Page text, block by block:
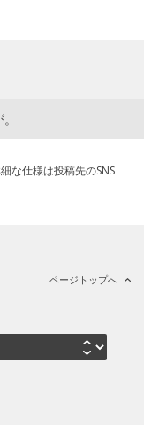
な仕様は投稿先のSNS
ページトップへ